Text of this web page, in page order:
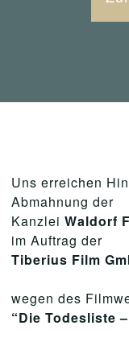
Uns erreichen
Abmahnung der
Kanzlei Waldorf
im Auftrag der
Tiberius Film
wegen des
“Die Todesliste